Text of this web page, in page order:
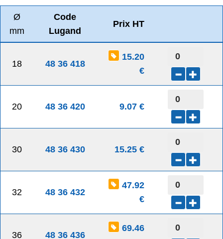
Ø
mm
Code
Lugand
Prix HT
18 48 36 418
15.20
€
20 48 36 420 9.07 €
30 48 36 430 15.25 €
32 48 36 432
47.92
€
36 48 36 436
69.46